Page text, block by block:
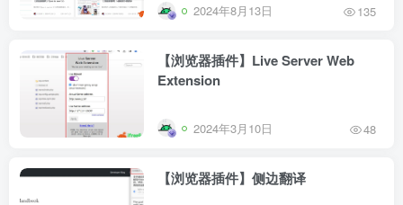
2024年8月13日 135
【浏览器插件】Live Server Web
Extension
2024年3月10日 48
【浏览器插件】侧边翻译